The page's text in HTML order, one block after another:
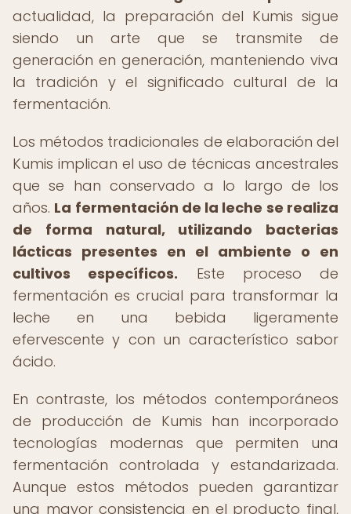
actualidad, la preparación del Kumis sigue
siendo un arte que se transmite de
generación en generación, manteniendo viva
la tradición y el significado cultural de la
fermentación.
Los métodos tradicionales de elaboración del
Kumis implican el uso de técnicas ancestrales
que se han conservado a lo largo de los
años. La fermentación de la leche se realiza
de forma natural, utilizando bacterias
lácticas presentes en el ambiente o en
cultivos específicos. Este proceso de
fermentación es crucial para transformar la
leche en una bebida ligeramente
efervescente y con un característico sabor
ácido.
En contraste, los métodos contemporáneos
de producción de Kumis han incorporado
tecnologías modernas que permiten una
fermentación controlada y estandarizada.
Aunque estos métodos pueden garantizar
una mayor consistencia en el producto final,